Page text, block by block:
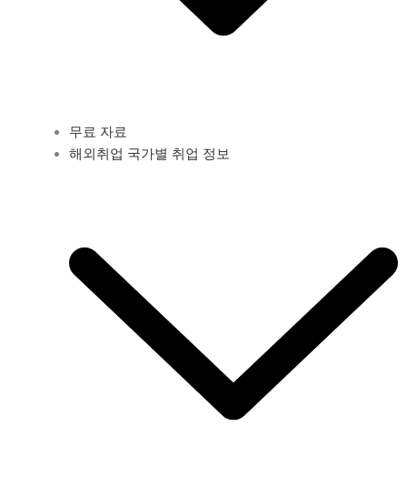
무료 자료
해외취업 국가별 취업 정보